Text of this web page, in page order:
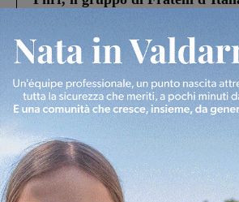
Cronaca 4 Agosto 2026
Un anno fa la strage in A1 in
Gianni, Giulia e Franco. Lo
processo, lo stop ai sorpassi fra
Cronaca 3 Agosto 2026
Scomparso da una struttura di
Fiorentino l’uomo che aveva
Levane nel 2020